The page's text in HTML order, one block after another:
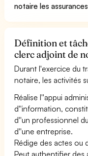
notaire les
Définition et
clerc adjoint de
Durant l'exercice du
notaire, les activités
Réalise l''appui
d''information,
d''un professionnel
d''une entreprise.
Rédige des actes ou
Peut authentifier des